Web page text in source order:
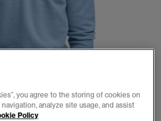
you agree to the storing of cookies on
analyze site usage, and assist
Policy